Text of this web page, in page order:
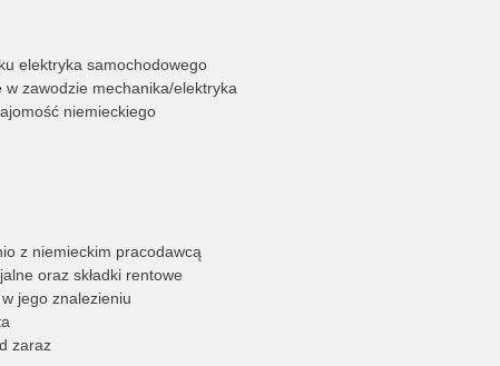
elektryka samochodowego
w zawodzie mechanika/elektryka
niemieckiego
z niemieckim pracodawcą
oraz składki rentowe
jego znalezieniu
zaraz